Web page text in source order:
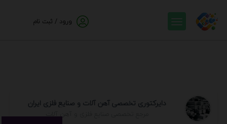
ورود / ثبت نام
دایرکتوری تخصصی آهن آلات و صنایع فلزی ایران
مرجع تخصصی صنایع فلزی و آهن آلات